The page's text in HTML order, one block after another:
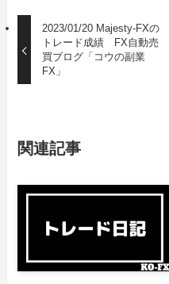
2023/01/20 Majesty-FXの
トレード成績 FX自動売
買ブログ「コウの副業
FX」
関連記事